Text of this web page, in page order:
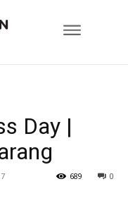
Day |
0
689